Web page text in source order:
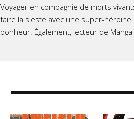
Voyager en compagnie de morts
faire la sieste avec une super-
bonheur. Également, lecteur de